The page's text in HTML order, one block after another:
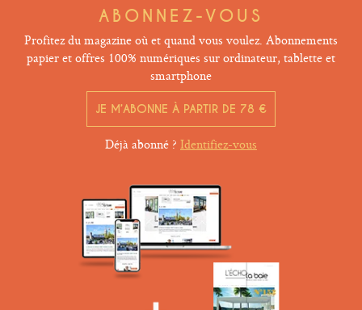
ABONNEZ-VOUS
Profitez du magazine où et quand vous voulez. Abonnements
papier et offres 100% numériques sur ordinateur, tablette et
smartphone
JE M’ABONNE À PARTIR DE 78 €
Déjà abonné ? Identifiez-vous